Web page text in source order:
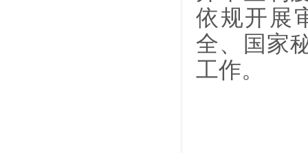
依规开展
全、国家
工作。